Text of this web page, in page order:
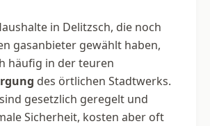
in Delitzsch, die noch
gasanbieter gewählt haben,
häufig in der teuren
des örtlichen Stadtwerks.
gesetzlich geregelt und
Sicherheit, kosten aber oft